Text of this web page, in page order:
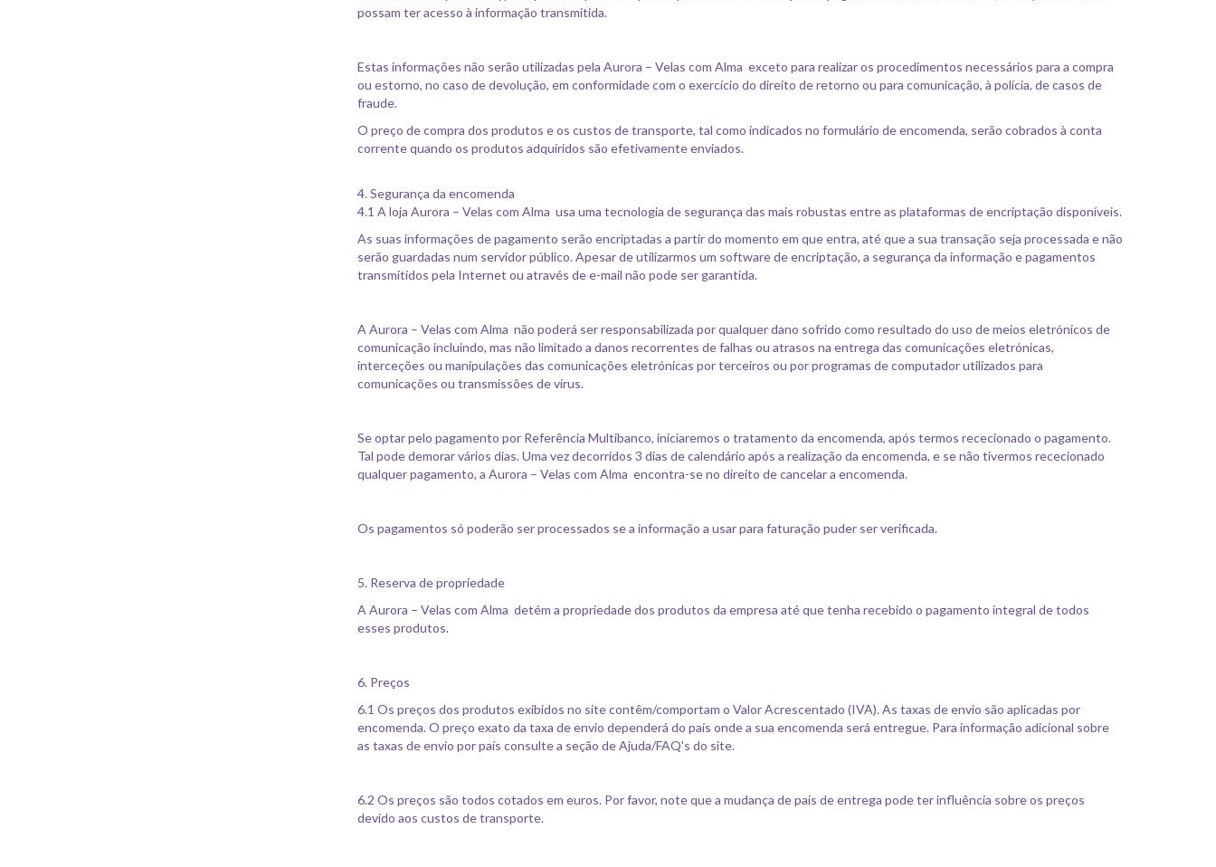
possam ter acesso à informação transmitida.
Estas informações não serão utilizadas pela Aurora – Velas com Alma exceto para realizar os procedimentos necessários para a compra
ou estorno, no caso de devolução, em conformidade com o exercício do direito de retorno ou para comunicação, à polícia, de casos de
fraude.
O preço de compra dos produtos e os custos de transporte, tal como indicados no formulário de encomenda, serão cobrados à conta
corrente quando os produtos adquiridos são efetivamente enviados.
4. Segurança da encomenda
4.1 A loja Aurora – Velas com Alma usa uma tecnologia de segurança das mais robustas entre as plataformas de encriptação disponíveis.
As suas informações de pagamento serão encriptadas a partir do momento em que entra, até que a sua transação seja processada e não
serão guardadas num servidor público. Apesar de utilizarmos um software de encriptação, a segurança da informação e pagamentos
transmitidos pela Internet ou através de e-mail não pode ser garantida.
A Aurora – Velas com Alma não poderá ser responsabilizada por qualquer dano sofrido como resultado do uso de meios eletrónicos de
comunicação incluindo, mas não limitado a danos recorrentes de falhas ou atrasos na entrega das comunicações eletrónicas,
interceções ou manipulações das comunicações eletrónicas por terceiros ou por programas de computador utilizados para
comunicações ou transmissões de vírus.
Se optar pelo pagamento por Referência Multibanco, iniciaremos o tratamento da encomenda, após termos rececionado o pagamento.
Tal pode demorar vários dias. Uma vez decorridos 3 dias de calendário após a realização da encomenda, e se não tivermos rececionado
qualquer pagamento, a Aurora – Velas com Alma encontra-se no direito de cancelar a encomenda.
Os pagamentos só poderão ser processados se a informação a usar para faturação puder ser verificada.
5. Reserva de propriedade
A Aurora – Velas com Alma detém a propriedade dos produtos da empresa até que tenha recebido o pagamento integral de todos
esses produtos.
6. Preços
6.1 Os preços dos produtos exibidos no site contêm/comportam o Valor Acrescentado (IVA). As taxas de envio são aplicadas por
encomenda. O preço exato da taxa de envio dependerá do país onde a sua encomenda será entregue. Para informação adicional sobre
as taxas de envio por país consulte a seção de Ajuda/FAQ's do site.
6.2 Os preços são todos cotados em euros. Por favor, note que a mudança de país de entrega pode ter influência sobre os preços
devido aos custos de transporte.